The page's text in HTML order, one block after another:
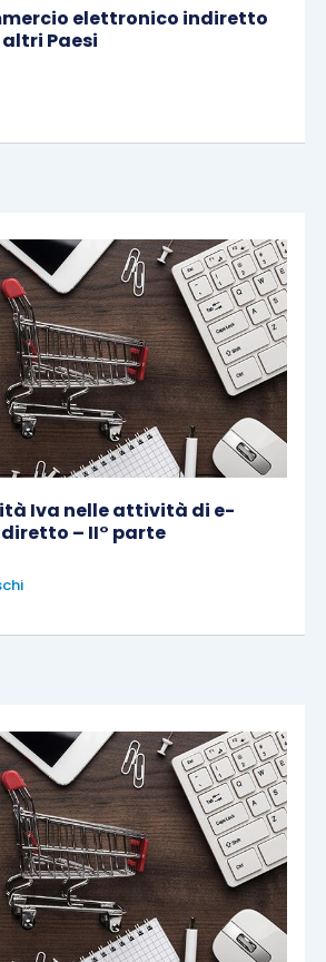
elettronico indiretto
Paesi
Iva nelle attività di e-
– II° parte